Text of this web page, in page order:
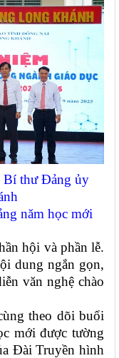
thư Đảng ủy
năm học mới
hội và phần lễ.
dung ngắn gọn,
văn nghệ chào
theo dõi buổi
mới được tường
Đài Truyền hình